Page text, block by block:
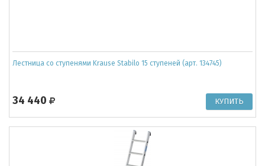
Лестница со ступенями Krause Stabilo 15 ступеней (арт. 134745)
34 440